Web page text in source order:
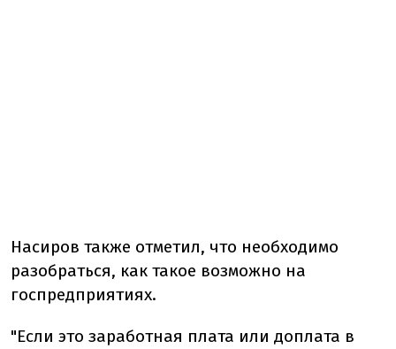
Насиров также отметил, что необходимо
разобраться, как такое возможно на
госпредприятиях.
"Если это заработная плата или доплата в